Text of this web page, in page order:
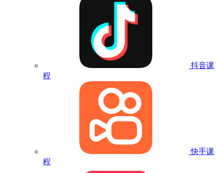
抖音课
程
快手课
程